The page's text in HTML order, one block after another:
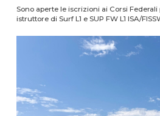
Sono aperte le iscrizioni ai Corsi
istruttore di Surf L1 e SUP FW L1 ISA/